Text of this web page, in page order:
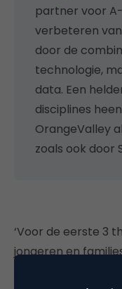
partner voor
verbeteren
door de
technologie,
data. Een
disciplines
OrangeValley
zoals ook door
‘Voor de eerste 3
jongeren en
getarget. We